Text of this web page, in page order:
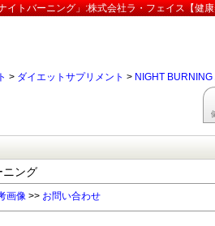
イトバーニング」:株式会社ラ・フェイス【健
> ダイエットサプリメント > NIGHT
ニング
画像 >> お問い合わせ